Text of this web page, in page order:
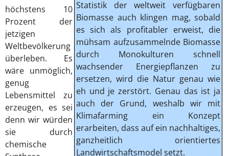
Statistik der weltweit verfügbaren
Biomasse auch klingen mag, sobald
es sich als profitabler erweist, die
mühsam aufzusammelnde Biomasse
durch Monokulturen schnell
wachsender Energiepflanzen zu
ersetzen, wird die Natur genau wie
eh und je zerstört. Genau das ist ja
auch der Grund, weshalb wir mit
Klimafarming ein Konzept
erarbeiten, dass auf ein nachhaltiges,
ganzheitlich orientiertes
Landwirtschaftsmodel setzt.
höchstens 10
Prozent der
jetzigen
Weltbevölkerung
überleben. Es
wäre unmöglich,
genug
Lebensmittel zu
erzeugen, es sei
denn wir würden
sie durch
chemische